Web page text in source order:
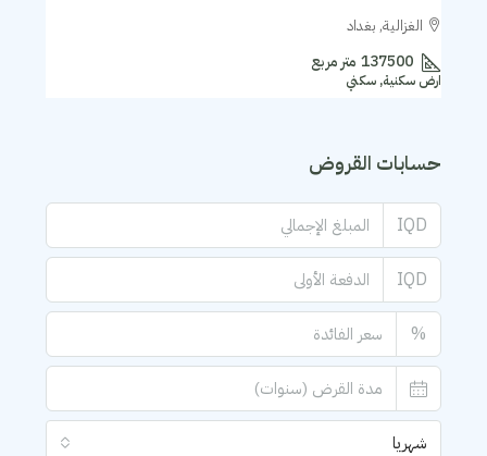
الغزالية, بغداد
137500 متر مربع
ارض سكنية, سكني
حسابات القروض
IQD
IQD
%
شهريا